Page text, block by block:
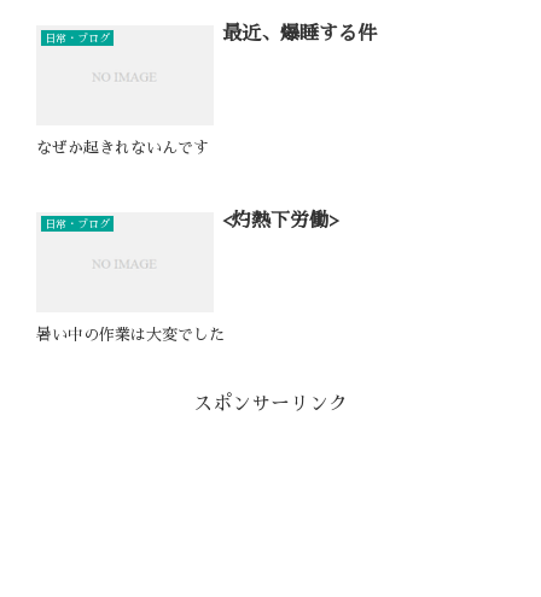
日常・ブログ 最近、爆睡する件
なぜか起きれないんです
日常・ブログ <灼熱下労働>
暑い中の作業は大変でした
スポンサーリンク